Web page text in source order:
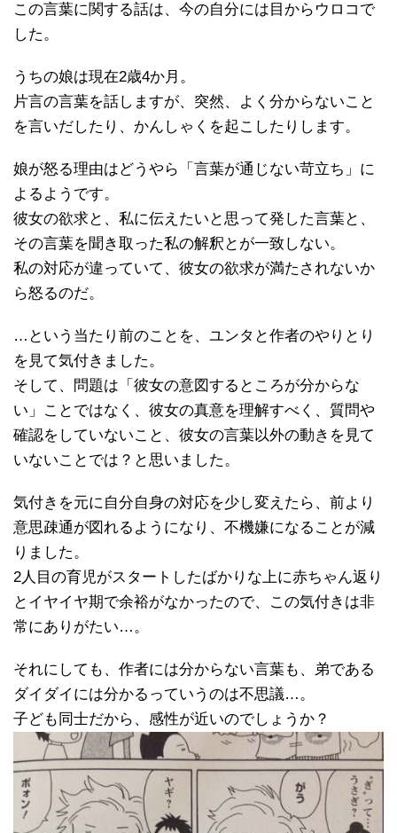
この言葉に関する話は、今の自分には目からウロコで
した。
うちの娘は現在2歳4か月。
片言の言葉を話しますが、突然、よく分からないこと
を言いだしたり、かんしゃくを起こしたりします。
娘が怒る理由はどうやら「言葉が通じない苛立ち」に
よるようです。
彼女の欲求と、私に伝えたいと思って発した言葉と、
その言葉を聞き取った私の解釈とが一致しない。
私の対応が違っていて、彼女の欲求が満たされないか
ら怒るのだ。
…という当たり前のことを、ユンタと作者のやりとり
を見て気付きました。
そして、問題は「彼女の意図するところが分からな
い」ことではなく、彼女の真意を理解すべく、質問や
確認をしていないこと、彼女の言葉以外の動きを見て
いないことでは？と思いました。
気付きを元に自分自身の対応を少し変えたら、前より
意思疎通が図れるようになり、不機嫌になることが減
りました。
2人目の育児がスタートしたばかりな上に赤ちゃん返り
とイヤイヤ期で余裕がなかったので、この気付きは非
常にありがたい…。
それにしても、作者には分からない言葉も、弟である
ダイダイには分かるっていうのは不思議…。
子ども同士だから、感性が近いのでしょうか？